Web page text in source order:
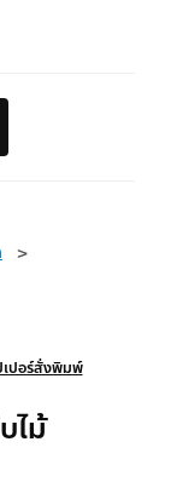
>
เปอร์สั่งพิมพ์
ไม้